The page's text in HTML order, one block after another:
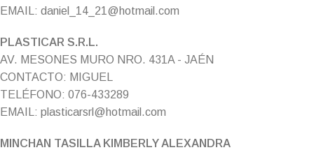
EMAIL: daniel_14_21@hotmail.com
PLASTICAR S.R.L.
AV. MESONES MURO NRO. 431A - JAÉN
CONTACTO: MIGUEL
TELÉFONO: 076-433289
EMAIL: plasticarsrl@hotmail.com
MINCHAN TASILLA KIMBERLY ALEXANDRA